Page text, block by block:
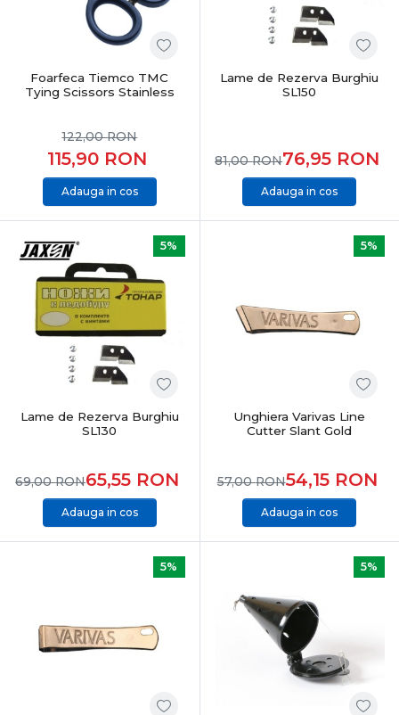
Foarfeca Tiemco TMC
Tying Scissors Stainless
115,90 RON
122,00RON
Adauga in cos
Lame de Rezerva Burghiu
SL150
76,95 RON
81,00RON
Adauga in cos
5%
Lame de Rezerva Burghiu
SL130
65,55 RON
69,00RON
Adauga in cos
5%
Unghiera Varivas Line
Cutter Slant Gold
54,15 RON
57,00RON
Adauga in cos
5% 5%